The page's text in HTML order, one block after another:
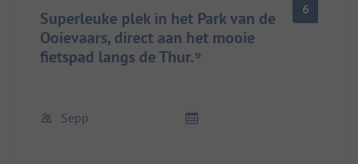
Superleuke plek in het Park van de
Ooievaars, direct aan het mooie
fietspad langs de Thur.⁹
6
Sepp